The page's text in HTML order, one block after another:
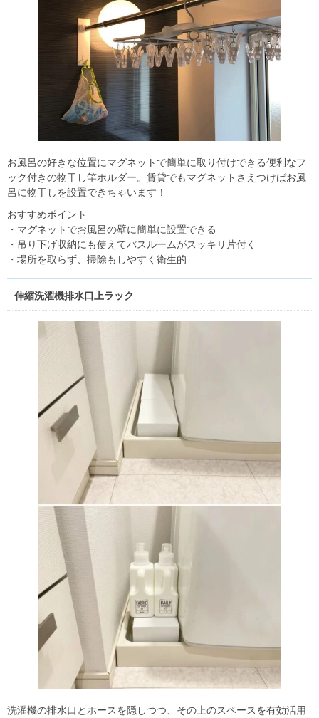
お風呂の好きな位置にマグネットで簡単に取り付けできる便利なフ
ック付きの物干し竿ホルダー。賃貸でもマグネットさえつけばお風
呂に物干しを設置できちゃいます！
おすすめポイント
・ マグネットでお風呂の壁に簡単に設置できる
・吊り下げ収納にも使えてバスルームがスッキリ片付く
・場所を取らず、掃除もしやすく衛生的
伸縮洗濯機排水口上ラック
洗濯機の排水口とホースを隠しつつ、その上のスペースを有効活用